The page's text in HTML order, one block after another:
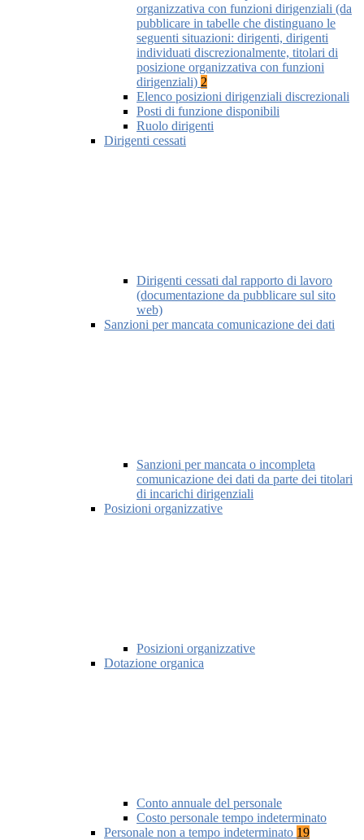
organizzativa con funzioni dirigenziali (da
pubblicare in tabelle che distinguano le
seguenti situazioni: dirigenti, dirigenti
individuati discrezionalmente, titolari di
posizione organizzativa con funzioni
dirigenziali) 2
Elenco posizioni dirigenziali discrezionali
Posti di funzione disponibili
Ruolo dirigenti
Dirigenti cessati
Dirigenti cessati dal rapporto di lavoro
(documentazione da pubblicare sul sito
web)
Sanzioni per mancata comunicazione dei dati
Sanzioni per mancata o incompleta
comunicazione dei dati da parte dei titolari
di incarichi dirigenziali
Posizioni organizzative
Posizioni organizzative
Dotazione organica
Conto annuale del personale
Costo personale tempo indeterminato
Personale non a tempo indeterminato 19